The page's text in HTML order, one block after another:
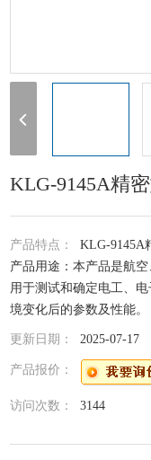
KLG-9145A精
产品特点：KLG-9145A
产品用途：本产品是航
用于测试和确定电工、
境变化后的参数及性能。
更新日期：2025-07-17
产品报价：
访问次数：3144